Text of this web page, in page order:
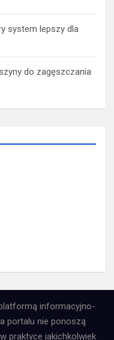
system lepszy dla
do zagęszczania
informacyjno-
portalu nie ponoszą
praktyce jakichkolwiek